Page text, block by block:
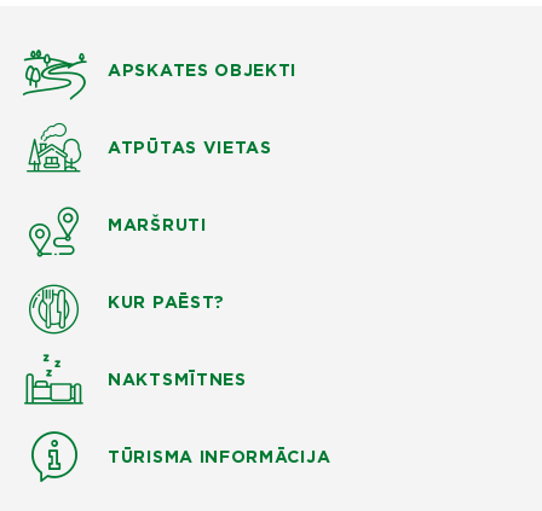
APSKATES OBJEKTI
ATPŪTAS VIETAS
MARŠRUTI
KUR PAĒST?
NAKTSMĪTNES
TŪRISMA INFORMĀCIJA